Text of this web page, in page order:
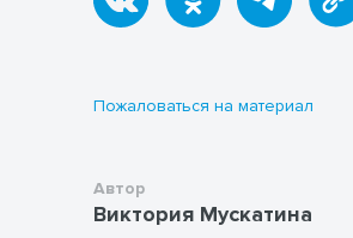
значительно повысить
проблемных ситуаций для
окружающий мир. Успешно
в обучении детей с задержкой
Пожаловаться на материал
Автор
Виктория Мускатина